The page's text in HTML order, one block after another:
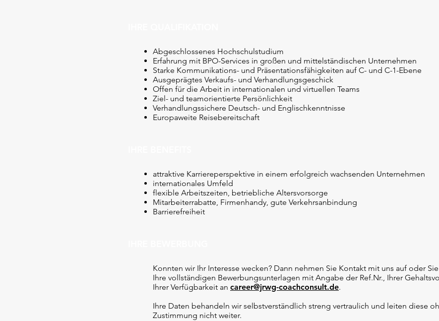
Abgeschlossenes Hochschulstudium
Erfahrung mit BPO-Services in großen und mittelständischen Unternehmen
Starke Kommunikations- und Präsentationsfähigkeiten auf C- und C-1-Ebene
Ausgeprägtes Verkaufs- und Verhandlungsgeschick
Offen für die Arbeit in internationalen und virtuellen Teams
Ziel- und teamorientierte Persönlichkeit
Verhandlungssichere Deutsch- und Englischkenntnisse
Europaweite Reisebereitschaft
attraktive Karriereperspektive in einem erfolgreich wachsenden Unternehmen
internationales Umfeld
flexible Arbeitszeiten, betriebliche Altersvorsorge
Mitarbeiterrabatte, Firmenhandy, gute Verkehrsanbindung
Barrierefreiheit
Konnten wir Ihr Interesse wecken? Dann nehmen Sie Kontakt mit uns auf oder
Ihre vollständigen Bewerbungsunterlagen mit Angabe der Ref.Nr., Ihrer
Ihrer Verfügbarkeit an career@jrwg-coachconsult.de.
Ihre Daten behandeln wir selbstverständlich streng vertraulich und leiten diese
Zustimmung nicht weiter.